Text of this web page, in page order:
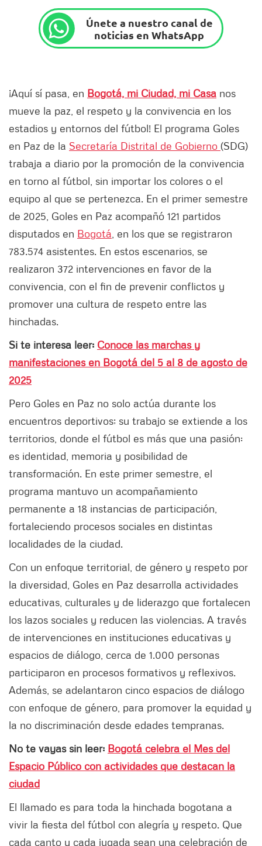
Únete a nuestro canal de
noticias en WhatsApp
¡Aquí sí pasa, en Bogotá, mi Ciudad, mi Casa nos
mueve la paz, el respeto y la convivencia en los
estadios y entornos del fútbol! El programa Goles
en Paz de la Secretaría Distrital de Gobierno (SDG)
trabaja a diario por la promoción de la convivencia
en torno al fútbol, sin importar los colores o el
equipo al que se pertenezca. En el primer semestre
de 2025, Goles en Paz acompañó 121 partidos
disputados en Bogotá , en los que se registraron
783.574 asistentes. En estos escenarios, se
realizaron 372 intervenciones en favor de la
convivencia, con el fin de prevenir conflictos y
promover una cultura de respeto entre las
hinchadas.
Si te interesa leer: Conoce las marchas y
manifestaciones en Bogotá del 5 al 8 de agosto de
2025
Pero Goles en Paz no solo actúa durante los
encuentros deportivos; su trabajo se extiende a los
territorios, donde el fútbol es más que una pasión:
es identidad, memoria y posibilidad de
transformación. En este primer semestre, el
programa mantuvo un acompañamiento
permanente a 18 instancias de participación,
fortaleciendo procesos sociales en distintas
localidades de la ciudad.
Con un enfoque territorial, de género y respeto por
la diversidad, Goles en Paz desarrolla actividades
educativas, culturales y de liderazgo que fortalecen
los lazos sociales y reducen las violencias. A través
de intervenciones en instituciones educativas y
espacios de diálogo, cerca de 1.000 personas
participaron en procesos formativos y reflexivos.
Además, se adelantaron cinco espacios de diálogo
con enfoque de género, para promover la equidad y
la no discriminación desde edades tempranas.
No te vayas sin leer: Bogotá celebra el Mes del
Espacio Público con actividades que destacan la
ciudad
El llamado es para toda la hinchada bogotana a
vivir la fiesta del fútbol con alegría y respeto. Que
cada canto y cada jugada sean una celebración de